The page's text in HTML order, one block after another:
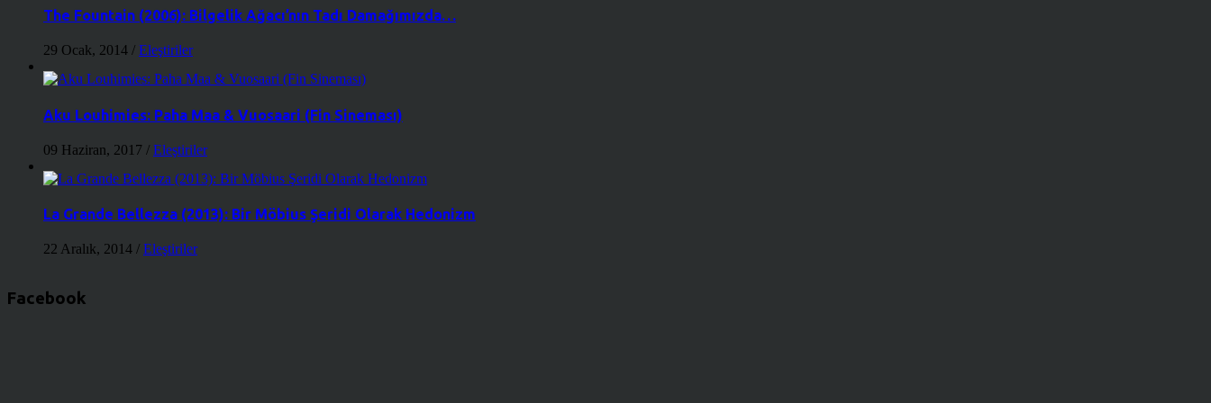
The Fountain (2006): Bilgelik Ağacı’nın Tadı Damağımızda…
29 Ocak, 2014 / Eleştiriler
Aku Louhimies: Paha Maa & Vuosaari (Fin Sineması)
09 Haziran, 2017 / Eleştiriler
La Grande Bellezza (2013): Bir Möbius Şeridi Olarak Hedonizm
22 Aralık, 2014 / Eleştiriler
Facebook